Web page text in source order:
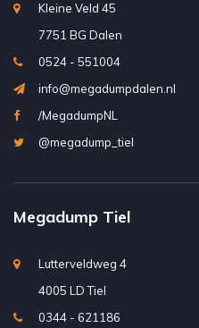
Kleine Veld 45
7751 BG Dalen
0524 - 551004
info@megadumpdalen.nl
/MegadumpNL
@megadump_tiel
Megadump Tiel
Lutterveldweg 4
4005 LD Tiel
0344 - 621186